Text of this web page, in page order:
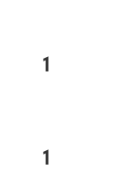
1
1